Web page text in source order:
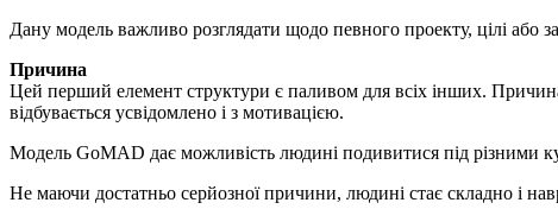
Дану модель важливо розглядати щодо певного проекту, цілі або
Причина
Цей перший елемент структури є паливом для всіх інших.
відбувається усвідомлено і з мотивацією.
Модель GoMAD дає можливість людині подивитися під різними
Не маючи достатньо серйозної причини, людині стає складно і